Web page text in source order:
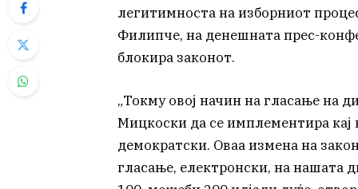
легитимноста на изборниот
Филипче, на денешната прес-
блокира законот.
„Токму овој начин на гласање на
Мицкоски да се имплементира кај
демократски. Оваа измена на
гласање, електронски, на нашата